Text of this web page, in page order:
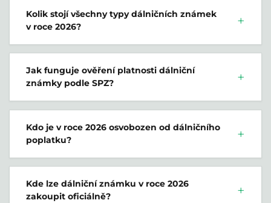
Kolik stojí všechny typy dálničních známek
v roce 2026?
Jak funguje ověření platnosti dálniční
známky podle SPZ?
Kdo je v roce 2026 osvobozen od dálničního
poplatku?
Kde lze dálniční známku v roce 2026
zakoupit oficiálně?